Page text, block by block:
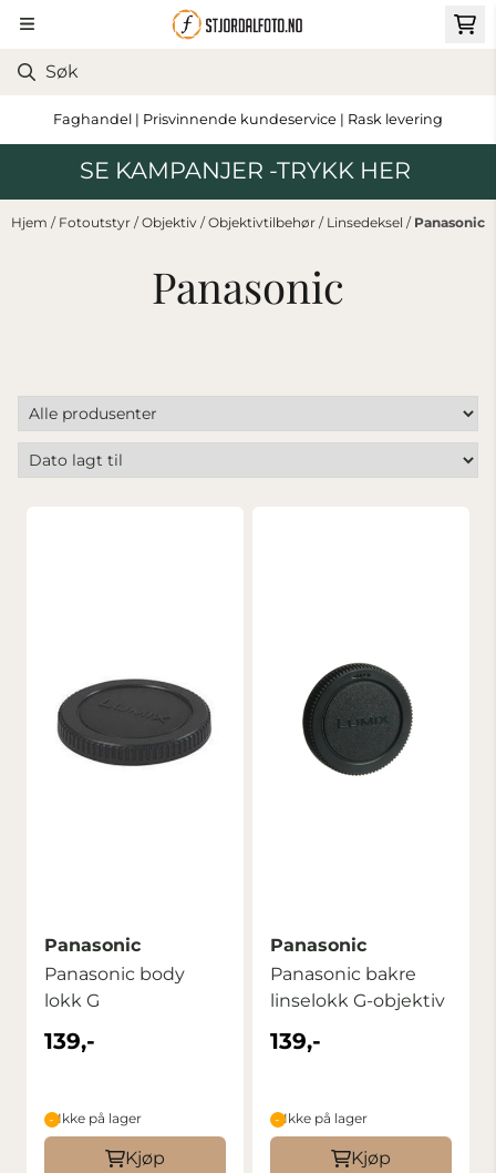
Hopp til innhold
Faghandel | Prisvinnende kundeservice | Rask levering
SE KAMPANJER -TRYKK HER
Hjem / Fotoutstyr /Objektiv /Objektivtilbehør / Linsedeksel / Panasonic
Panasonic
Panasonic
Panasonic body
lokk G
139,-
Ikke på lager
Kjøp
Panasonic
Panasonic bakre
linselokk G-objektiv
139,-
Ikke på lager
Kjøp